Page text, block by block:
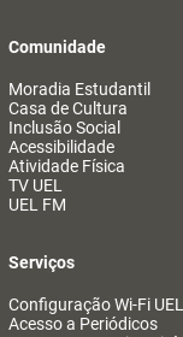
Comunidade
Moradia Estudantil
Casa de Cultura
Inclusão Social
Acessibilidade
Atividade Física
TV UEL
UEL FM
Serviços
Configuração Wi-Fi UEL
Acesso a Periódicos